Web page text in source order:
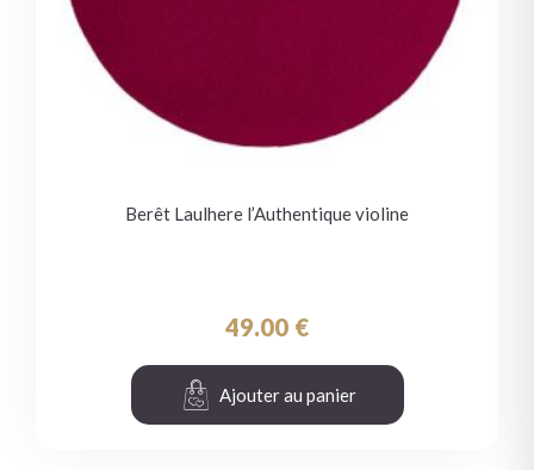
Berêt Laulhere l’Authentique violine
49.00 €
Ajouter au panier